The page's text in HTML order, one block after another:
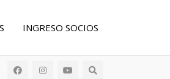
INGRESO SOCIOS